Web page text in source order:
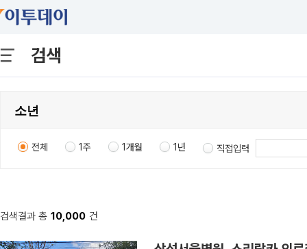
검색
전체 1주 1개월 1년 직접입력
검색결과 총 10,000 건